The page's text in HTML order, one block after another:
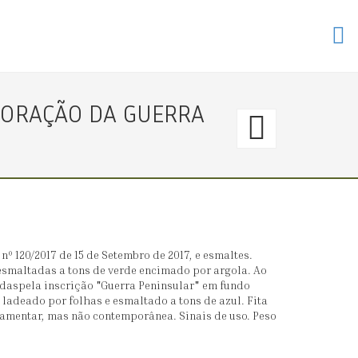
DA GUERRA
〈€
0〉
2017 de 15 de Setembro de 2017, e esmaltes.
a tons de verde encimado por argola. Ao
inscrição "Guerra Peninsular" em fundo
por folhas e esmaltado a tons de azul. Fita
mas não contemporânea. Sinais de uso. Peso